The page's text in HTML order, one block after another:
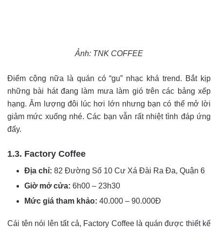
Ảnh: TNK COFFEE
Điểm cộng nữa là quán có “gu” nhạc khá trend. Bắt kịp
những bài hát đang làm mưa làm gió trên các bảng xếp
hạng. Âm lượng đôi lúc hơi lớn nhưng bạn có thể mở lời
giảm mức xuống nhé. Các bạn vẫn rất nhiệt tình đáp ứng
đấy.
1.3. Factory Coffee
Địa chỉ: 82 Đường Số 10 Cư Xá Đài Ra Đa, Quận 6
Giờ mở cửa: 6h00 – 23h30
Mức giá tham khảo: 40.000 – 90.000Đ
Cái tên nói lên tất cả, Factory Coffee là quán được thiết kế